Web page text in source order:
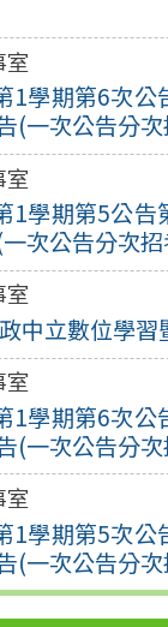
室
1學期第6次公
(一次公告分
室
1學期第5公告
次公告分次
室
中立數位學習
室
1學期第6次公
(一次公告分
室
1學期第5次公
(一次公告分